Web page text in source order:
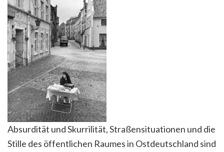
Absurdität und Skurrilität, Straßensituationen und die
Stille des öffentlichen Raumes in Ostdeutschland sind